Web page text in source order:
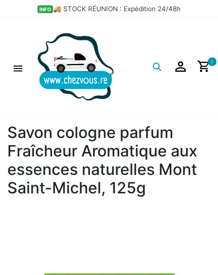
HOT 💣 LES BONS PLANS DÉPÔT
0
Savon cologne parfum
Fraîcheur Aromatique aux
essences naturelles Mont
Saint-Michel, 125g